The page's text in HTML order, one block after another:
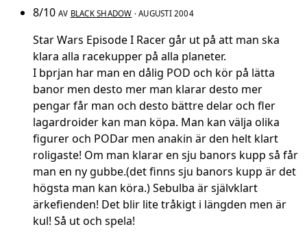
8/10 AV BLACK SHADOW · AUGUSTI 2004
Star Wars Episode I Racer går ut på att man ska
klara alla racekupper på alla planeter.
I bprjan har man en dålig POD och kör på lätta
banor men desto mer man klarar desto mer
pengar får man och desto bättre delar och fler
lagardroider kan man köpa. Man kan välja olika
figurer och PODar men anakin är den helt klart
roligaste! Om man klarar en sju banors kupp så får
man en ny gubbe.(det finns sju banors kupp är det
högsta man kan köra.) Sebulba är självklart
ärkefienden! Det blir lite tråkigt i längden men är
kul! Så ut och spela!